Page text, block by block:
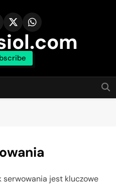
jest kluczowe